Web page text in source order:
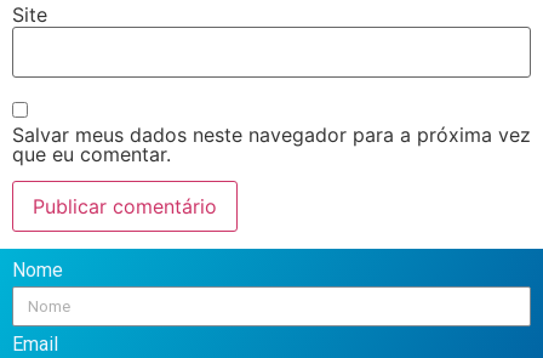
Site
Salvar meus dados neste navegador para a próxima vez
que eu comentar.
Nome
Email